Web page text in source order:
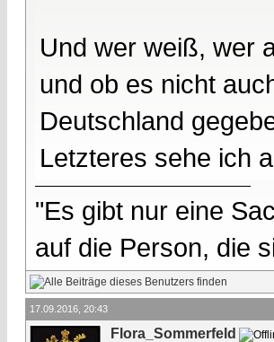
Und wer weiß, wer
und ob es nicht
Deutschland
Letzteres sehe ich
"Es gibt nur eine
auf die Person, die
17.09.2016, 20:43
Flora_Sommerfeld